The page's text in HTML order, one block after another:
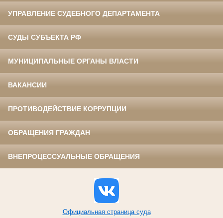
УПРАВЛЕНИЕ СУДЕБНОГО ДЕПАРТАМЕНТА
СУДЫ СУБЪЕКТА РФ
МУНИЦИПАЛЬНЫЕ ОРГАНЫ ВЛАСТИ
ВАКАНСИИ
ПРОТИВОДЕЙСТВИЕ КОРРУПЦИИ
ОБРАЩЕНИЯ ГРАЖДАН
ВНЕПРОЦЕССУАЛЬНЫЕ ОБРАЩЕНИЯ
Официальная страница суда